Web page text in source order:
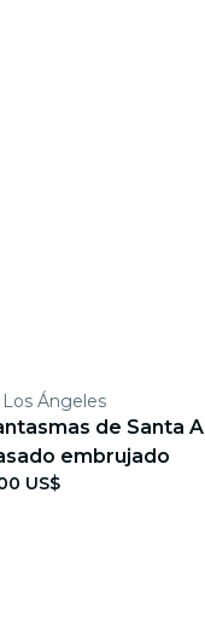
Los Ángeles
de Santa
embrujado
US$